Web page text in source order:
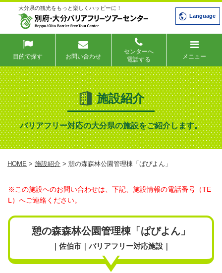
大分県の観光をもっと楽しくハッピーに！
Language
目的で探す お問い合わせ
センターへ
電話する
メニュー
施設紹介
バリアフリー対応の大分県の施設をご紹介します。
HOME > 施設紹介 > 憩の森森林公園管理棟「ぱぴよん」
※この施設へのお問い合わせは、下記、施設情報の電話番号（TE
L）へご連絡ください。
憩の森森林公園管理棟「ぱぴよん」
｜佐伯市｜バリアフリー対応施設｜